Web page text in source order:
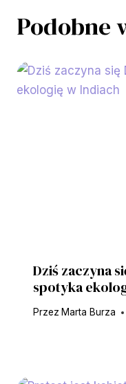
Podobne
Dziś zaczyna
spotyka
Przez Marta Burza